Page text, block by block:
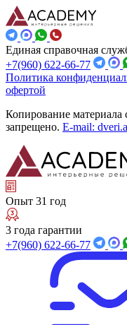
Единая справочная
+7(960) 622-66-77
Политика
офертой
Копирование материала
запрещено. E-mail:
Опыт 31 год
3 года гарантии
+7(960) 622-66-77